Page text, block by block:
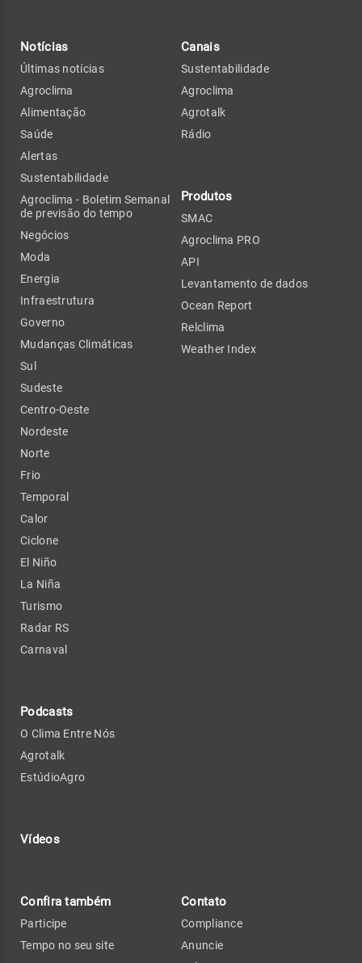
Notícias
Últimas notícias
Agroclima
Alimentação
Saúde
Alertas
Sustentabilidade
Agroclima - Boletim Semanal
de previsão do tempo
Negócios
Moda
Energia
Infraestrutura
Governo
Mudanças Climáticas
Sul
Sudeste
Centro-Oeste
Nordeste
Norte
Frio
Temporal
Calor
Ciclone
El Niño
La Niña
Turismo
Radar RS
Carnaval
Podcasts
O Clima Entre Nós
Agrotalk
EstúdioAgro
Vídeos
Canais
Sustentabilidade
Agroclima
Agrotalk
Rádio
Produtos
SMAC
Agroclima PRO
API
Levantamento de dados
Ocean Report
Relclima
Weather Index
Confira também
Participe
Tempo no seu site
Contato
Compliance
Anuncie